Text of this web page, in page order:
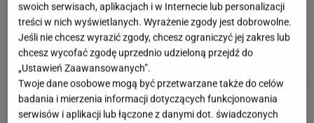
Wachowicz wraz z Kurzopkami
pożegnała się z "halo tu polsat". Mówi o
zaskoczeniu
MARCIN WOLNIAK
Nowe informacje o mężczyźnie spod Śnieżki.
To Polak
swoich serwisach, aplikacjach i w Internecie lub personalizacji
treści w nich wyświetlanych. Wyrażenie zgody jest dobrowolne.
Jeśli nie chcesz wyrazić zgody, chcesz ograniczyć jej zakres lub
chcesz wycofać zgodę uprzednio udzieloną przejdź do
„Ustawień Zaawansowanych”.
Twoje dane osobowe mogą być przetwarzane także do celów
badania i mierzenia informacji dotyczących funkcjonowania
serwisów i aplikacji lub łączone z danymi dot. świadczonych